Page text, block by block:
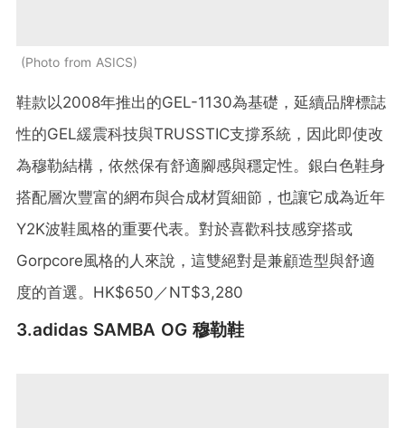
Photo from ASICS
鞋款以2008年推出的GEL-1130為基礎，延續品牌標誌
性的GEL緩震科技與TRUSSTIC支撐系統，因此即使改
為穆勒結構，依然保有舒適腳感與穩定性。銀白色鞋身
搭配層次豐富的網布與合成材質細節，也讓它成為近年
Y2K波鞋風格的重要代表。對於喜歡科技感穿搭或
Gorpcore風格的人來說，這雙絕對是兼顧造型與舒適
度的首選。HK$650／NT$3,280
3.adidas SAMBA OG 穆勒鞋